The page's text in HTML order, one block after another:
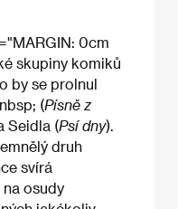
0cm
skupiny komiků
by se prolnul
(Písně z
Seidla (Psí dny).
druh
svírá
osudy